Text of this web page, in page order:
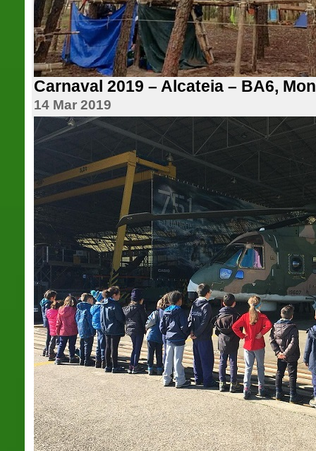
Carnaval 2019 – Alcateia – BA6,
14 Mar 2019